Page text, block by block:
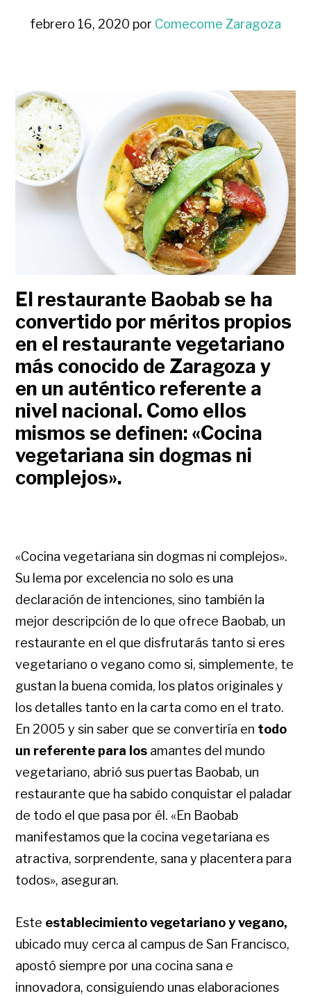
febrero 16, 2020 por Comecome Zaragoza
El restaurante Baobab se ha
convertido por méritos propios
en el restaurante vegetariano
más conocido de Zaragoza y
en un auténtico referente a
nivel nacional. Como ellos
mismos se definen: «Cocina
vegetariana sin dogmas ni
complejos».
«Cocina vegetariana sin dogmas ni complejos».
Su lema por excelencia no solo es una
declaración de intenciones, sino también la
mejor descripción de lo que ofrece Baobab, un
restaurante en el que disfrutarás tanto si eres
vegetariano o vegano como si, simplemente, te
gustan la buena comida, los platos originales y
los detalles tanto en la carta como en el trato.
En 2005 y sin saber que se convertiría en todo
un referente para los amantes del mundo
vegetariano, abrió sus puertas Baobab, un
restaurante que ha sabido conquistar el paladar
de todo el que pasa por él. «En Baobab
manifestamos que la cocina vegetariana es
atractiva, sorprendente, sana y placentera para
todos», aseguran.
Este establecimiento vegetariano y vegano,
ubicado muy cerca al campus de San Francisco,
apostó siempre por una cocina sana e
innovadora, consiguiendo unas elaboraciones